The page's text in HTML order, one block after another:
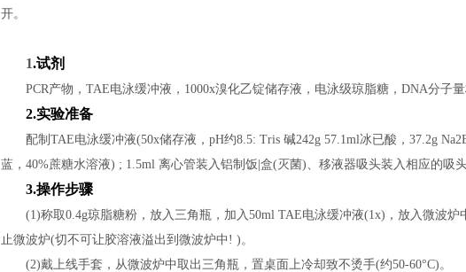
开。
1.试剂
PCR产物，TAE电泳缓冲液，1000x溴化乙锭储存液，电泳级琼脂糖，DNA分子
2.实验准备
配制TAE电泳缓冲液(50x储存液，pH约8.5: Tris 碱242g 57.1ml冰已酸，37.2g
蓝，40%蔗糖水溶液) ; 1.5ml 离心管装入铝制饭|盒(灭菌)、移液器吸头装入相应的吸头
3.操作步骤
(1)称取0.4g琼脂糖粉，放入三角瓶，加入50ml TAE电泳缓冲液(1x)，放入微波炉
止微波炉(切不可让胶溶液溢出到微波炉中! )。
(2)戴上线手套，从微波炉中取出三角瓶，置桌面上冷却致不烫手(约50-60°C)。